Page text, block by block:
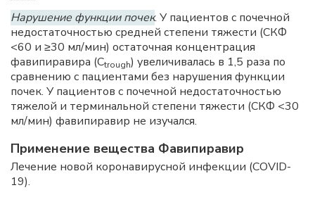
Нарушение функции почек. У пациентов с почечной
недостаточностью средней степени тяжести (СКФ
<60 и ≥30 мл/мин) остаточная концентрация
фавипиравира (Ctrough) увеличивалась в 1,5 раза по
сравнению с пациентами без нарушения функции
почек. У пациентов с почечной недостаточностью
тяжелой и терминальной степени тяжести (СКФ <30
мл/мин) фавипиравир не изучался.
Применение вещества Фавипиравир
Лечение новой коронавирусной инфекции (COVID-
19).